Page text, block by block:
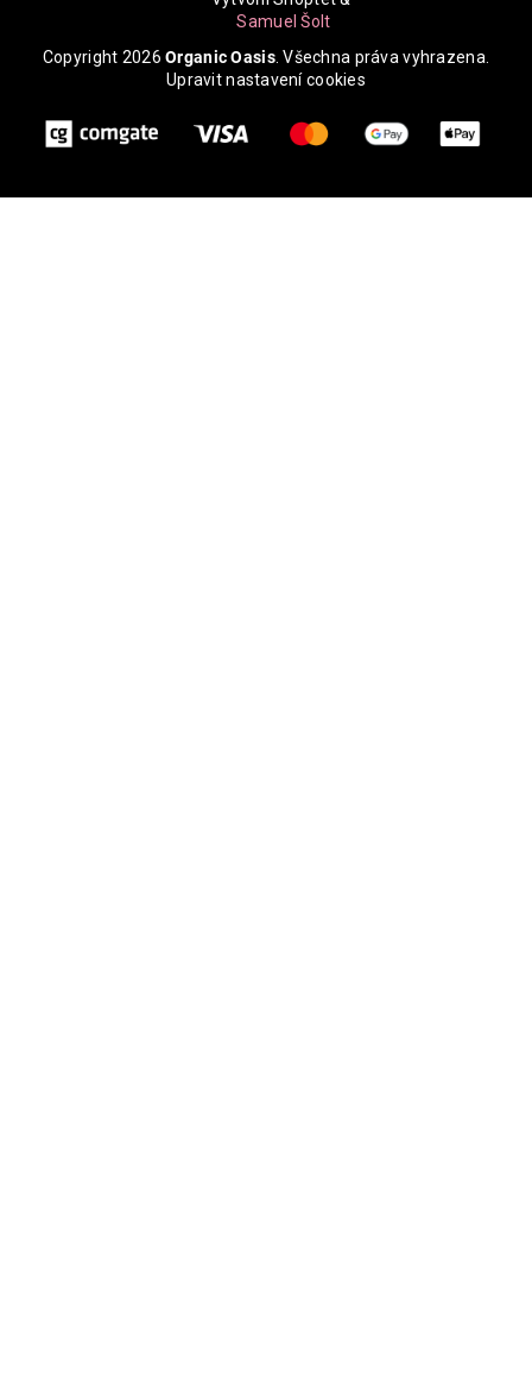
Samuel Šoltys
Copyright 2026Organic Oasis. Všechna práva vyhrazena.
Upravit nastavení cookies